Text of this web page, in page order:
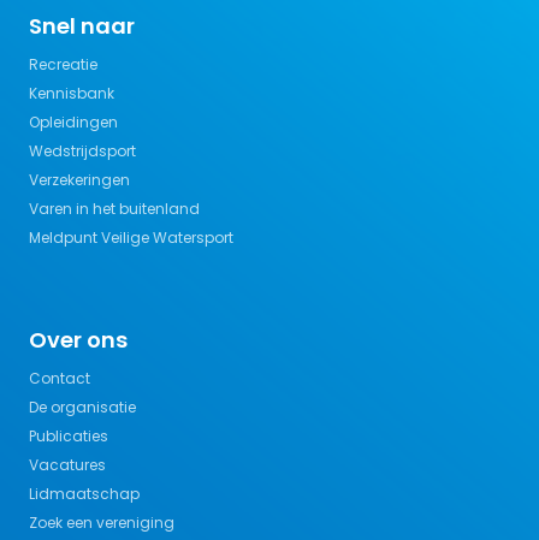
Snel naar
Recreatie
Kennisbank
Opleidingen
Wedstrijdsport
Verzekeringen
Varen in het buitenland
Meldpunt Veilige Watersport
Over ons
Contact
De organisatie
Publicaties
Vacatures
Lidmaatschap
Zoek een vereniging